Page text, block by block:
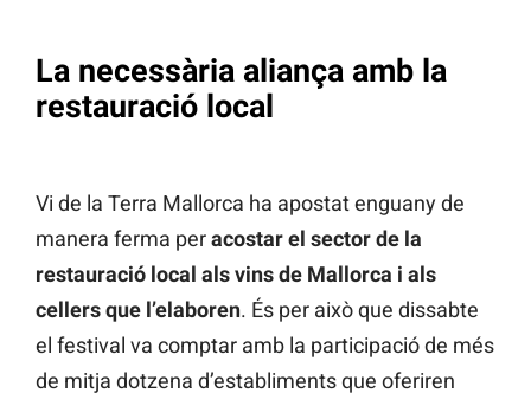
La necessària aliança amb la
restauració local
Vi de la Terra Mallorca ha apostat enguany de
manera ferma peracostar el sector de la
restauració local als vins de Mallorca i als
cellers que l’elaboren. És per això que dissabte
el festival va comptar amb la participació de més
de mitja dotzena d’establiments que oferiren